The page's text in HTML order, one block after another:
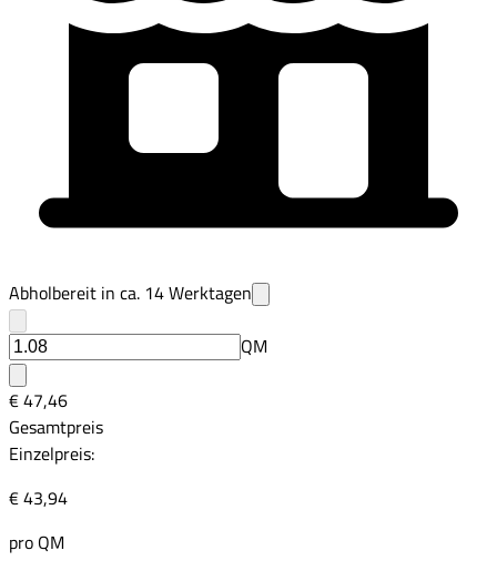
Abholbereit in ca. 14Werktagen
QM
€ 47,46
Gesamtpreis
Einzelpreis:
€ 43,94
pro QM